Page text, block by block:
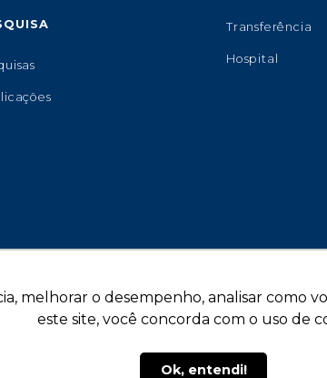
melhorar o desempenho, analisar como
este site, você concorda com o uso de
Ok, entendi!
Transferência
Hospital
Copyright © 2026 - Universidade de Marília.